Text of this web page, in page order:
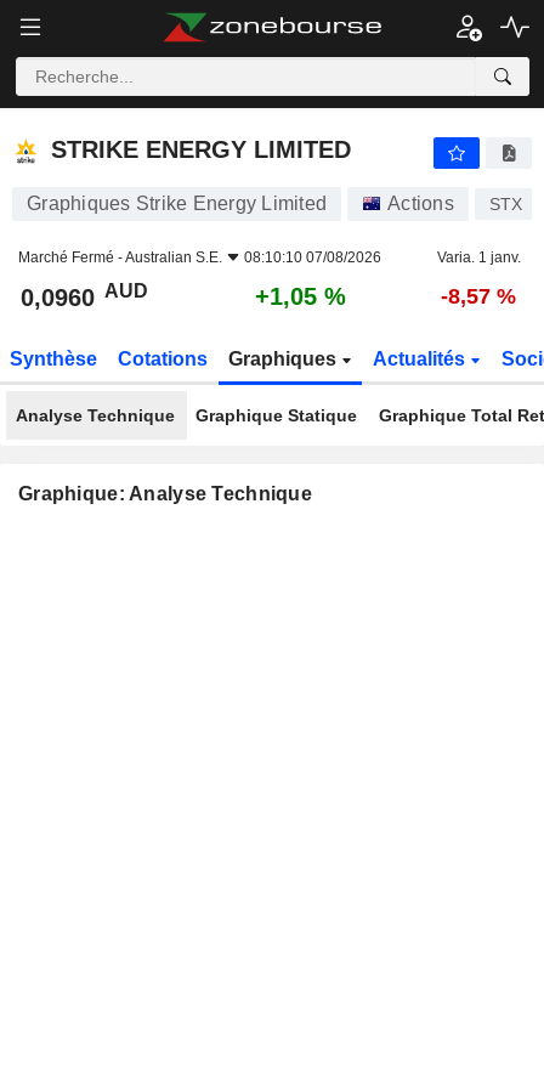
STRIKE ENERGY LIMITED
STRIKE ENERGY LIMITED
Graphiques Strike Energy Limited Actions STX
Marché Fermé -Australian S.E. 08:10:10 07/08/2026 Varia. 1 janv.
0,0960 AUD +1,05 % -8,57 %
Synthèse Cotations Graphiques Actualités
Analyse Technique Graphique Statique Graphique Total
Graphique: Analyse Technique